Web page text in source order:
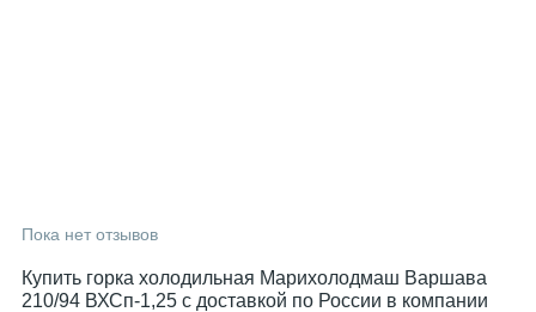
Пока нет отзывов
Купить горка холодильная Марихолодмаш Варшава
210/94 ВХСп-1,25 с доставкой по России в компании